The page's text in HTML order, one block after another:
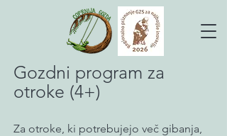
Gozdni program za
otroke (4+)
Za otroke, ki potrebujejo več gibanja,